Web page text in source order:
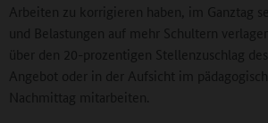
Arbeiten zu korrigieren haben, im Ganztag
und Belastungen auf mehr Schultern
über den 20-prozentigen Stellenzuschlag
Angebot oder in der Aufsicht im
Nachmittag mitarbeiten.